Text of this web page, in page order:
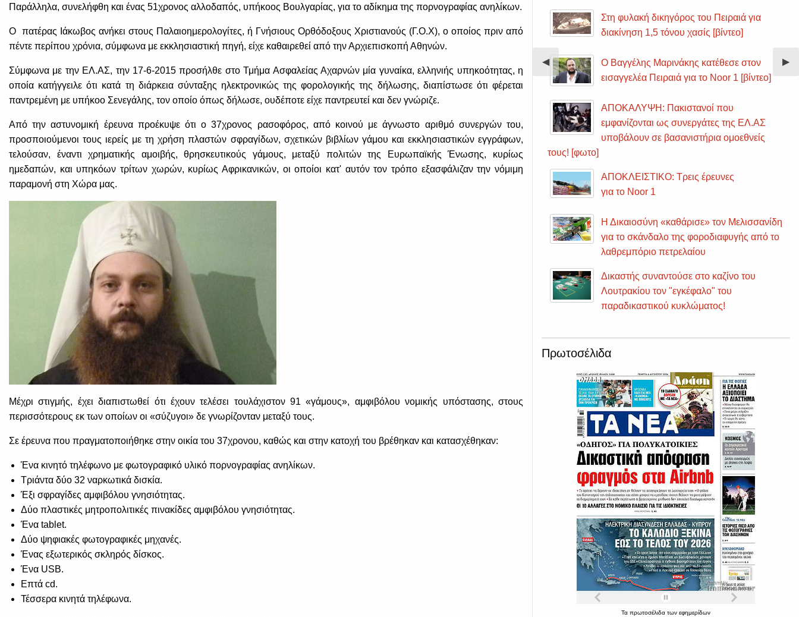
Παράλληλα, συνελήφθη και ένας 51χρονος αλλοδαπός, υπήκοος Βουλγαρίας, για το αδίκημα της πορνογραφίας ανηλίκων.
Ο πατέρας Ιάκωβος ανήκει στους Παλαιοημερολογίτες, ή Γνήσιους Ορθόδοξους Χριστιανούς (Γ.Ο.Χ), ο οποίος πριν από
πέντε περίπου χρόνια, σύμφωνα με εκκλησιαστική πηγή, είχε καθαιρεθεί από την Αρχιεπισκοπή Αθηνών.
Σύμφωνα με την ΕΛ.ΑΣ, την 17-6-2015 προσήλθε στο Τμήμα Ασφαλείας Αχαρνών μία γυναίκα, ελληνιής υπηκοότητας, η
οποία κατήγγειλε ότι κατά τη διάρκεια σύνταξης ηλεκτρονικώς της φορολογικής της δήλωσης, διαπίστωσε ότι φέρεται
παντρεμένη με υπήκοο Σενεγάλης, τον οποίο όπως δήλωσε, ουδέποτε είχε παντρευτεί και δεν γνώριζε.
Από την αστυνομική έρευνα προέκυψε ότι ο 37χρονος ρασοφόρος, από κοινού με άγνωστο αριθμό συνεργών του,
προσποιούμενοι τους ιερείς με τη χρήση πλαστών σφραγίδων, σχετικών βιβλίων γάμου και εκκλησιαστικών εγγράφων,
τελούσαν, έναντι χρηματικής αμοιβής, θρησκευτικούς γάμους, μεταξύ πολιτών της Ευρωπαϊκής Ένωσης, κυρίως
ημεδαπών, και υπηκόων τρίτων χωρών, κυρίως Αφρικανικών, οι οποίοι κατ' αυτόν τον τρόπο εξασφάλιζαν την νόμιμη
παραμονή στη Χώρα μας.
Μέχρι στιγμής, έχει διαπιστωθεί ότι έχουν τελέσει τουλάχιστον 91 «γάμους», αμφιβόλου νομικής υπόστασης, στους
περισσότερους εκ των οποίων οι «σύζυγοι» δε γνωρίζονταν μεταξύ τους.
Σε έρευνα που πραγματοποιήθηκε στην οικία του 37χρονου, καθώς και στην κατοχή του βρέθηκαν και κατασχέθηκαν:
Ένα κινητό τηλέφωνο με φωτογραφικό υλικό πορνογραφίας ανηλίκων.
Τριάντα δύο 32 ναρκωτικά δισκία.
Έξι σφραγίδες αμφιβόλου γνησιότητας.
Δύο πλαστικές μητροπολιτικές πινακίδες αμφιβόλου γνησιότητας.
Ένα tablet.
Δύο ψηφιακές φωτογραφικές μηχανές.
Ένας εξωτερικός σκληρός δίσκος.
Ένα USB.
Επτά cd.
Τέσσερα κινητά τηλέφωνα.
Previous
Slide
◀︎ ▶︎
Στη φυλακή δικηγόρος του Πειραιά για
διακίνηση 1,5 τόνου χασίς [βίντεο]
Ο Βαγγέλης Μαρινάκης κατέθεσε στον
εισαγγελέα Πειραιά για το Noor 1 [βίντεο]
ΑΠΟΚΑΛΥΨΗ: Πακιστανοί που
εμφανίζονται ως συνεργάτες της ΕΛ.ΑΣ
υποβάλουν σε βασανιστήρια ομοεθνείς
τους! [φωτο]
ΑΠΟΚΛΕΙΣΤΙΚΟ: Τρεις έρευνες
για το Noor 1
Η Δικαιοσύνη «καθάρισε» τον Μελισσανίδη
για το σκάνδαλο της φοροδιαφυγής από το
λαθρεμπόριο πετρελαίου
Δικαστής συναντούσε στο καζίνο του
Λουτρακίου τον "εγκέφαλο" του
παραδικαστικού κυκλώματος!
Πρωτοσέλιδα
Τα πρωτοσέλιδα των εφημερίδων